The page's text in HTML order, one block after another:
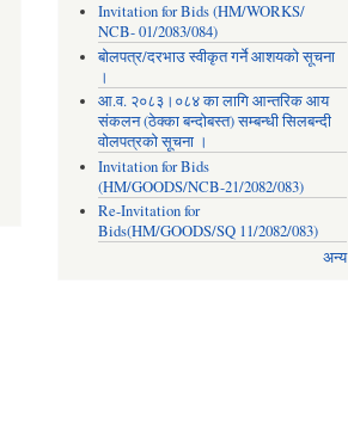
Invitation for Bids (HM/WORKS/
NCB- 01/2083/084)
बोलपत्र/दरभाउ स्वीकृत गर्ने आशयको सूचना
।
आ.व. २०८३।०८४ का लागि आन्तरिक आय
संकलन (ठेक्का बन्दोबस्त) सम्बन्धी सिलबन्दी
वोलपत्रको सूचना ।
Invitation for Bids
(HM/GOODS/NCB-21/2082/083)
Re-Invitation for
Bids(HM/GOODS/SQ 11/2082/083)
अन्य